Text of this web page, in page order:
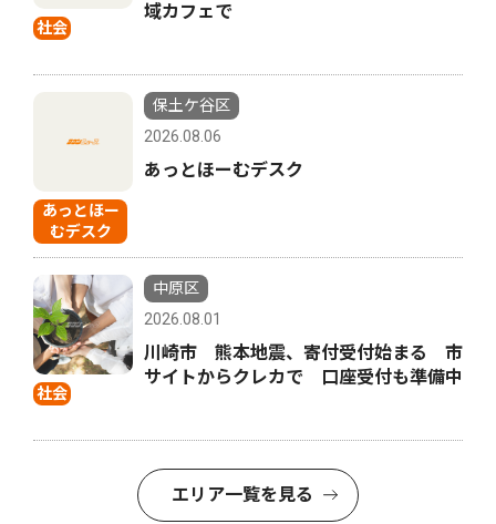
社会
域カフェで
あっとほー
むデスク
保土ケ谷区
2026.08.06
あっとほーむデスク
社会
中原区
2026.08.01
川崎市 熊本地震、寄付受付始まる 市
サイトからクレカで 口座受付も準備中
エリア一覧を見る